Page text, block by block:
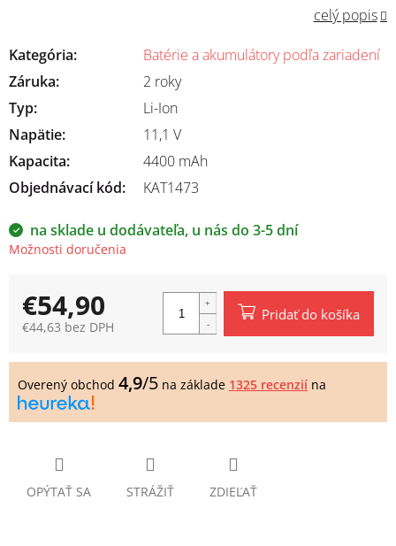
na sklade u dodávateľa, u nás do 3-5 dní
Možnosti doručenia
celý popis
OPÝTAŤ SA STRÁŽIŤ ZDIEĽAŤ
Kategória:
Batérie a akumulátory podľa zariadení
Záruka:
2 roky
Typ:
Li-Ion
Napätie:
11,1 V
Kapacita:
4400 mAh
Objednávací kód:
KAT1473
€54,90
€44,63 bez DPH
cena:
Pridať do košíka
Overený obchod 4,9/5 na základe 1325 recenzií na